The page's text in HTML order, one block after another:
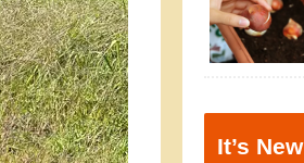
It’s New